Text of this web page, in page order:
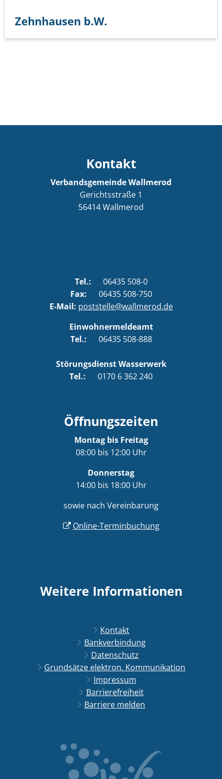
Zehnhausen b.W.
Kontakt
Verbandsgemeinde Wallmerod
Gerichtsstraße 1
56414Wallmerod
Tel.:
06435 508-0
Fax: 06435 508-750
E-Mail: poststelle@wallmerod.de
Einwohnermeldeamt
Tel.: 06435 508-888
Störungsdienst Wasserwerk
Tel.: 0170 6 362 240
Öffnungszeiten
Montag bis Freitag
08:00 bis 12:00 Uhr
Donnerstag
14:00 bis 18:00 Uhr
sowie nach Vereinbarung
Online-Terminbuchung
Weitere Informationen
Kontakt
Bankverbindung
Datenschutz
Grundsätze elektron. Kommunikation
Impressum
Barrierefreiheit
Barriere melden